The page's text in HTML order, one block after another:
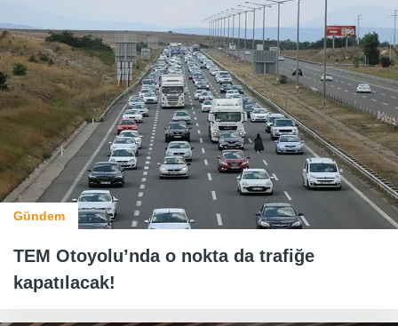
Gündem
TEM Otoyolu’nda o nokta da trafiğe
kapatılacak!